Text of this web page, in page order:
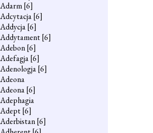
Adarm[6]
Adcytacja[6]
Addycja[6]
Addytament[6]
Adebon[6]
Adefagja[6]
Adenologja[6]
Adeona
Adeona[6]
Adephagia
Adept[6]
Aderbistan[6]